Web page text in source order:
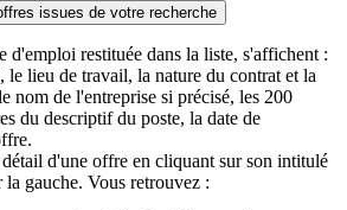
issues de votre recherche
d'emploi restituée dans la liste, s'affichent :
le lieu de travail, la nature du contrat et la
nom de l'entreprise si précisé, les 200
du descriptif du poste, la date de
détail d'une offre en cliquant sur son intitulé
gauche. Vous retrouvez :